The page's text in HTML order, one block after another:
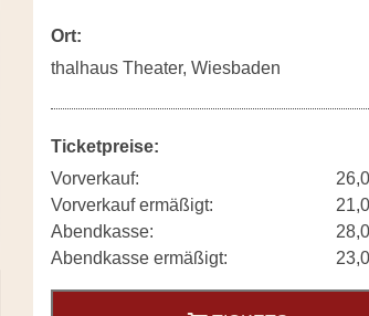
Ort:
thalhaus Theater, Wiesbaden
Ticketpreise:
Vorverkauf:
Vorverkauf ermäßigt:
Abendkasse:
Abendkasse ermäßigt: